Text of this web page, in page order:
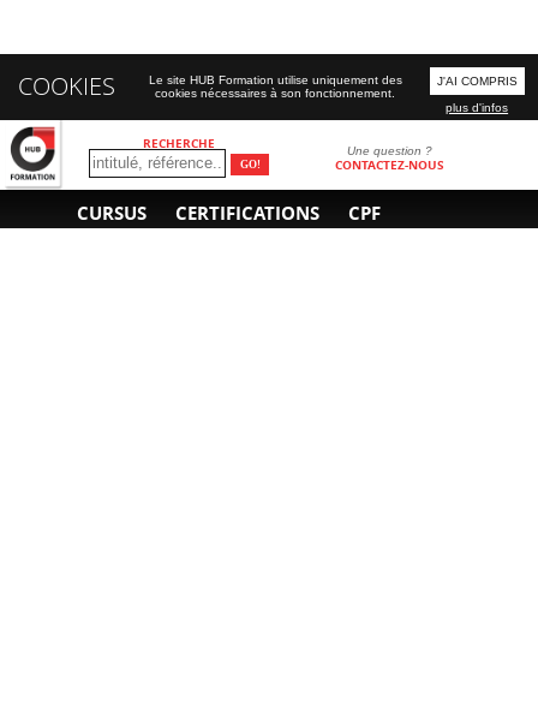
RECHERCHE Une question ?
CONTACTEZ-NOUS
CURSUS CERTIFICATIONS CPF
COOKIES
Le site HUB Formation utilise uniquement des
cookies nécessaires à son fonctionnement.
J'AI COMPRIS
plus d'infos